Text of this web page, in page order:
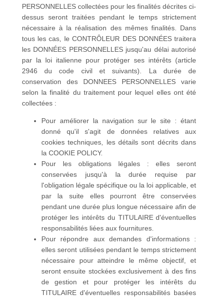
PERSONNELLES collectées pour les finalités décrites ci-
dessus seront traitées pendant le temps strictement
nécessaire à la réalisation des mêmes finalités. Dans
tous les cas, le CONTRÔLEUR DES DONNÉES traitera
les DONNÉES PERSONNELLES jusqu'au délai autorisé
par la loi italienne pour protéger ses intérêts (article
2946 du code civil et suivants). La durée de
conservation des DONNEES PERSONNELLES varie
selon la finalité du traitement pour lequel elles ont été
collectées :
Pour améliorer la navigation sur le site : étant
donné qu'il s'agit de données relatives aux
cookies techniques, les détails sont décrits dans
la COOKIE POLICY.
Pour les obligations légales : elles seront
conservées jusqu'à la durée requise par
l'obligation légale spécifique ou la loi applicable, et
par la suite elles pourront être conservées
pendant une durée plus longue nécessaire afin de
protéger les intérêts du TITULAIRE d'éventuelles
responsabilités liées aux fournitures.
Pour répondre aux demandes d'informations :
elles seront utilisées pendant le temps strictement
nécessaire pour atteindre le même objectif, et
seront ensuite stockées exclusivement à des fins
de gestion et pour protéger les intérêts du
TITULAIRE d'éventuelles responsabilités basées